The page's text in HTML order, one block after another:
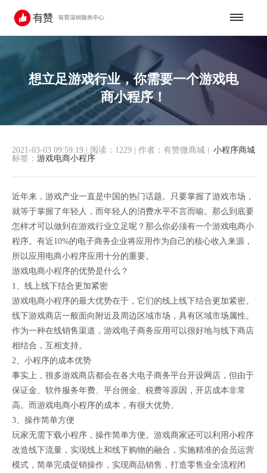
想立足游戏行业，你需要一个游戏电
商小程序！
小程序商城
2021-03-03 09:59:19 阅读：1229 作者：有赞微商城
标签： 游戏电商小程序
近年来，游戏产业一直是中国的热门话题。只要掌握了游戏市场，
就等于掌握了年轻人，而年轻人的消费水平不言而喻。那么到底要
怎样才可以做到在游戏行业立足呢？那么你必须有一个游戏电商小
程序。有近10%的电子商务企业将应用作为自己的核心收入来源，
所以应用电商小程序应用十分的重要。
游戏电商小程序的优势是什么？
1、线上线下结合更加紧密
游戏电商小程序的最大优势在于，它们的线上线下结合更加紧密。
线下游戏商店一般面向附近及周边区域市场，具有区域市场属性。
作为一种在线销售渠道，游戏电子商务应用可以很好地与线下商店
相结合，互相支持。
2、小程序的成本优势
事实上，很多游戏商店都会在各大电子商务平台开设网店，但由于
保证金、软件服务年费、平台佣金、税费等原因，开店成本非常
高。而游戏电商小程序的成本，有很大优势。
3、操作简单方便
玩家无需下载小程序，操作简单方便。游戏商家还可以利用小程序
改造线下流量，实现线上和线下购物的融合，实施精准的会员运营
模式，简单完成促销操作，实现商品销售，打造零售业全流程闭